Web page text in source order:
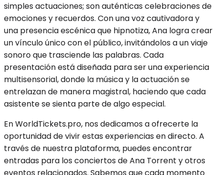
simples actuaciones; son auténticas celebraciones de
emociones y recuerdos. Con una voz cautivadora y
una presencia escénica que hipnotiza, Ana logra crear
un vínculo único con el público, invitándolos a un viaje
sonoro que trasciende las palabras. Cada
presentación está diseñada para ser una experiencia
multisensorial, donde la música y la actuación se
entrelazan de manera magistral, haciendo que cada
asistente se sienta parte de algo especial.
En WorldTickets.pro, nos dedicamos a ofrecerte la
oportunidad de vivir estas experiencias en directo. A
través de nuestra plataforma, puedes encontrar
entradas para los conciertos de Ana Torrent y otros